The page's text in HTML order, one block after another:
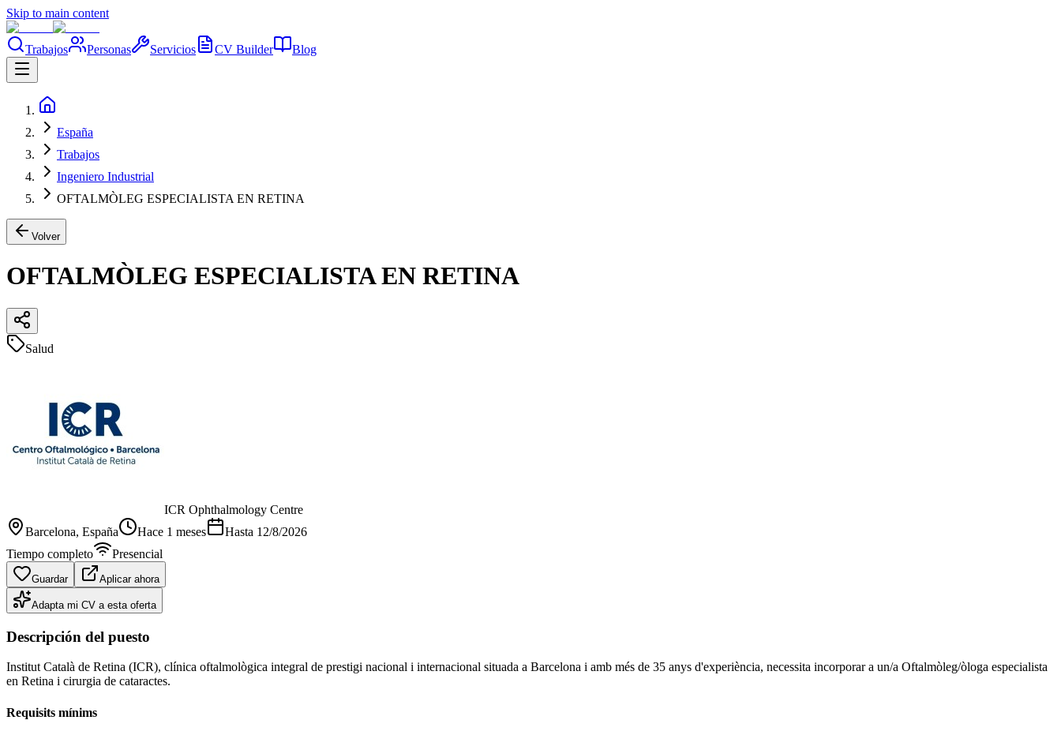
Skip to main content
Trabajos Personas Servicios CV Builder Blog
España
Trabajos
Ingeniero Industrial
OFTALMÒLEG ESPECIALISTA EN RETINA
Volver
OFTALMÒLEG ESPECIALISTA EN RETINA
Salud
ICR Ophthalmology Centre
Barcelona, España Hace 1 meses Hasta 12/8/2026
Tiempo completo
Presencial
Guardar Aplicar ahora
Adapta mi CV a esta oferta
Descripción del puesto
Institut Català de Retina (ICR), clínica oftalmològica integral de prestigi nacional i internacional situada a Barcelona i amb més de 35 anys d'experiència, necessita incorporar a un/a Oftalmòleg/òloga especialista
en Retina i cirurgia de cataractes.
Requisits mínims